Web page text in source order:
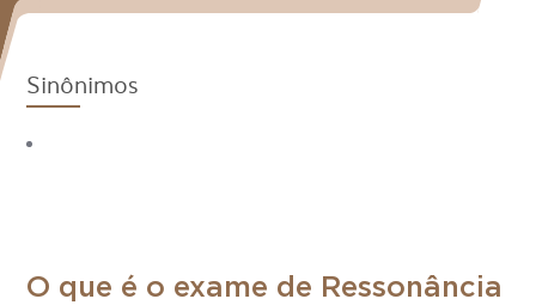
Sinônimos
O que é o exame de Ressonância